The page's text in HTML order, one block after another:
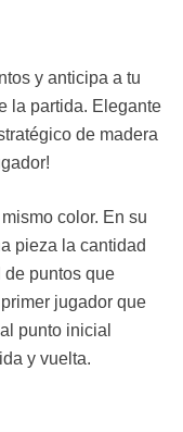
y anticipa a tu
la partida. Elegante
de madera
color. En su
pieza la cantidad
puntos que
jugador que
punto inicial
y vuelta.